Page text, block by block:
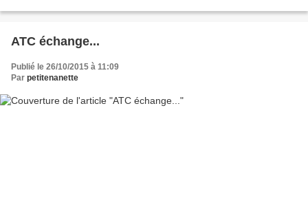
ATC échange...
Publié le 26/10/2015 à 11:09
Par petitenanette